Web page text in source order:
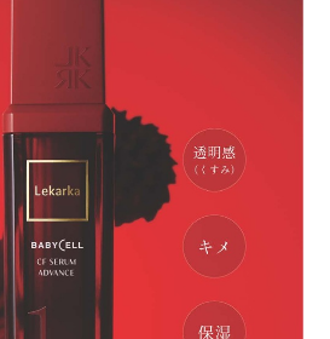
にとってはお高いので、ラク
れだけは常に常備していま
たが、シミが一つもありませ
く、しっとりなので洗顔する
しみです。セラムアドバン
思います。